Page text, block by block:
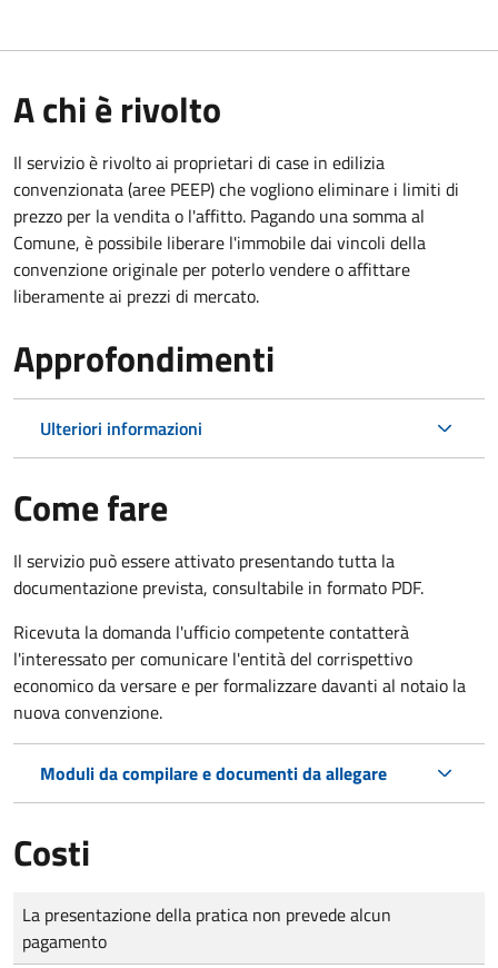
A chi è rivolto
Il servizio è rivolto ai proprietari di case in edilizia
convenzionata (aree PEEP) che vogliono eliminare i limiti di
prezzo per la vendita o l'affitto. Pagando una somma al
Comune, è possibile liberare l'immobile dai vincoli della
convenzione originale per poterlo vendere o affittare
liberamente ai prezzi di mercato.
Approfondimenti
Ulteriori informazioni
Come fare
Il servizio può essere attivato presentando tutta la
documentazione prevista, consultabile in formato PDF.
Ricevuta la domanda l'ufficio competente contatterà
l'interessato per comunicare l'entità del corrispettivo
economico da versare e per formalizzare davanti al notaio la
nuova convenzione.
Moduli da compilare e documenti da allegare
Costi
Tipo di pagamento
Importo
La presentazione della pratica non prevede alcun
pagamento